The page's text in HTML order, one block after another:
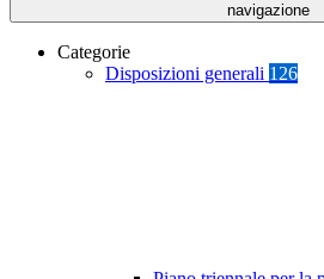
navigazione
Categorie
Disposizioni generali 126